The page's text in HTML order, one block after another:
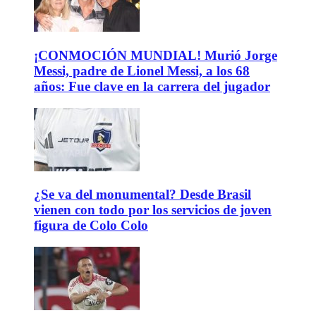
¡CONMOCIÓN MUNDIAL! Murió Jorge
Messi, padre de Lionel Messi, a los 68
años: Fue clave en la carrera del jugador
¿Se va del monumental? Desde Brasil
vienen con todo por los servicios de joven
figura de Colo Colo